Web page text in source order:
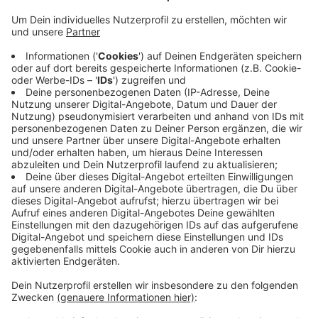
Der Einsatz lief im Bereich Hasselbecker
Straße/Gollenbergsweg/Bergische Landstraße an der
Grenze zu Ratingen. Im Einsatz waren Kräfte der
Berufsfeuerwehr und der Löschzüge Homberg-
Schwarzbach und Mitte der Feuerwehr Ratingen.
Auswirkungen auf den Verkehr habe es nicht gegeben.
Erst gestern hatte es in Mettmann einen
Feuerwehreinsatz mit etwa 70 Kräften gegeben, weil
in Metzkausen ein Feld gebrannt hatte. Auf einer
Fläche, so groß wie etwa vier Fußballfelder.
Anzeige